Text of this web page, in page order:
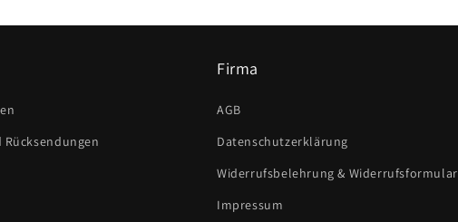
Rücksendungen
Firma
AGB
Datenschutzerklärung
Widerrufsbelehrung & Widerrufsformular
Impressum